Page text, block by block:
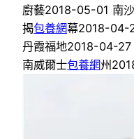
廚藝2018-05-01 南
揭包養網幕2018-04-
丹霞福地2018-04-27
南威爾士包養網州